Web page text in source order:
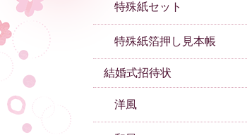
特殊紙セット
特殊紙箔押し見本帳
結婚式招待状
洋風